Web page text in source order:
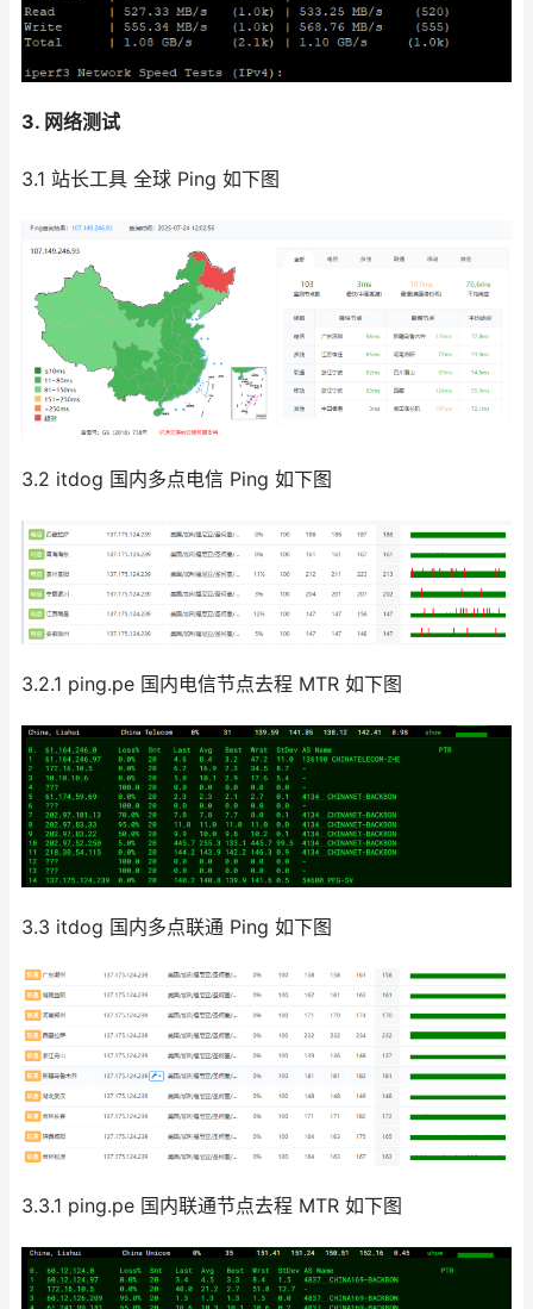
3. 网络测试
3.1 站长工具 全球 Ping 如下图
3.2 itdog 国内多点电信 Ping 如下图
3.2.1 ping.pe 国内电信节点去程 MTR 如下图
3.3 itdog 国内多点联通 Ping 如下图
3.3.1 ping.pe 国内联通节点去程 MTR 如下图